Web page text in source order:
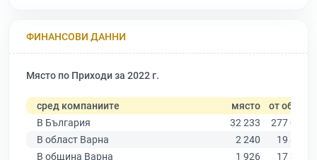
ФИНАНСОВИ ДАННИ
Място по Приходи за 2022 г.
сред компаниите място от общо
В България
32 233
277 019
В област Варна
2 240
19 882
В община Варна
1 926
17 349